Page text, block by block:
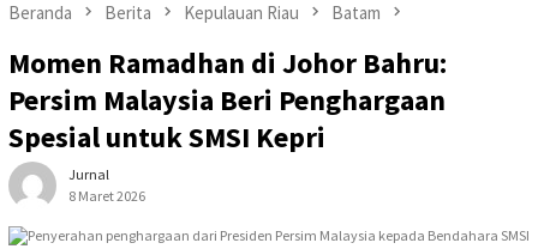
Beranda Berita Kepulauan Riau Batam
Momen Ramadhan di Johor Bahru:
Persim Malaysia Beri Penghargaan
Spesial untuk SMSI Kepri
Jurnal
8 Maret 2026